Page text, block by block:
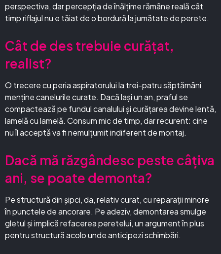
perspectiva, dar percepția de înălțime rămâne reală cât
timp riflajul nu e tăiat de o bordură la jumătate de perete.
Cât de des trebuie curățat,
realist?
O trecere cu peria aspiratorului la trei-patru săptămâni
menține canelurile curate. Dacă lași un an, praful se
compactează pe fundul canalului și curățarea devine lentă,
lamelă cu lamelă. Consum mic de timp, dar recurent: cine
nu îl acceptă va fi nemulțumit indiferent de montaj.
Dacă mă răzgândesc peste câțiva
ani, se poate demonta?
Pe structură din șipci, da, relativ curat, cu reparații minore
în punctele de ancorare. Pe adeziv, demontarea smulge
gletul și implică refacerea peretelui, un argument în plus
pentru structură acolo unde anticipezi schimbări.